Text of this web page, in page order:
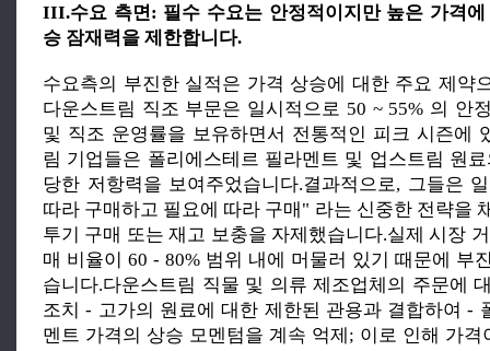
III.수요 측면: 필수 수요는 안정적이지만 높은 가격
승 잠재력을 제한합니다.
수요측의 부진한 실적은 가격 상승에 대한 주요 제약
다운스트림 직조 부문은 일시적으로 50 ~ 55% 의 안
및 직조 운영률을 보유하면서 전통적인 피크 시즌에
림 기업들은 폴리에스테르 필라멘트 및 업스트림 원
당한 저항력을 보여주었습니다.결과적으로, 그들은
따라 구매하고 필요에 따라 구매" 라는 신중한 전략을
투기 구매 또는 재고 보충을 자제했습니다.실제 시장
매 비율이 60 - 80% 범위 내에 머물러 있기 때문에 부
습니다.다운스트림 직물 및 의류 제조업체의 주문에
조치 - 고가의 원료에 대한 제한된 관용과 결합하여 -
멘트 가격의 상승 모멘텀을 계속 억제; 이로 인해 가격